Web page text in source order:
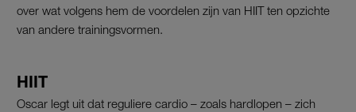
over wat volgens hem de voordelen zijn van HIIT ten opzichte
van andere trainingsvormen.
HIIT
Oscar legt uit dat reguliere cardio – zoals hardlopen – zich